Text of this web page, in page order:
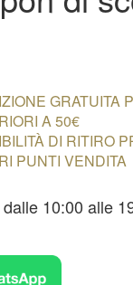
GRATUITA
A 50€
DI RITIRO
PUNTI VENDITA
10:00 alle